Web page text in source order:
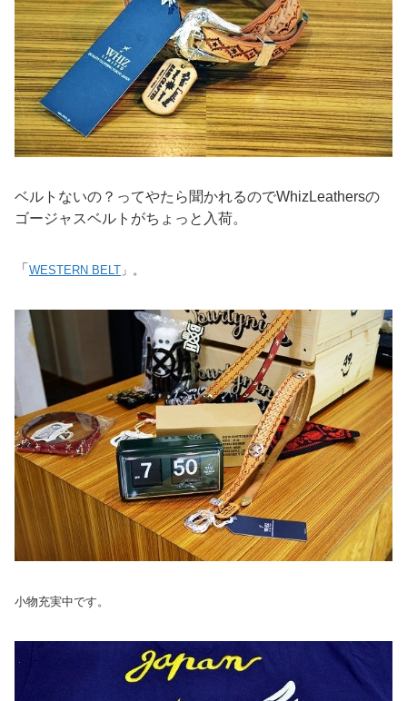
ベルトないの？ってやたら聞かれるのでWhizLeathersの
ゴージャスベルトがちょっと入荷。
「 WESTERN BELT 」。
小物充実中です。